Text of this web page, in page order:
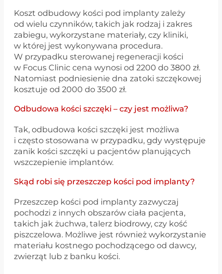
Koszt odbudowy kości pod implanty zależy
od wielu czynników, takich jak rodzaj i zakres
zabiegu, wykorzystane materiały, czy kliniki,
w której jest wykonywana procedura.
W przypadku sterowanej regeneracji kości
w Focus Clinic cena wynosi od 2200 do 3800 zł.
Natomiast podniesienie dna zatoki szczękowej
kosztuje od 2000 do 3500 zł.
Odbudowa kości szczęki – czy jest możliwa?
Tak, odbudowa kości szczęki jest możliwa
i często stosowana w przypadku, gdy występuje
zanik kości szczęki u pacjentów planujących
wszczepienie implantów.
Skąd robi się przeszczep kości pod implanty?
Przeszczep kości pod implanty zazwyczaj
pochodzi z innych obszarów ciała pacjenta,
takich jak żuchwa, talerz biodrowy, czy kość
piszczelowa. Możliwe jest również wykorzystanie
materiału kostnego pochodzącego od dawcy,
zwierząt lub z banku kości.